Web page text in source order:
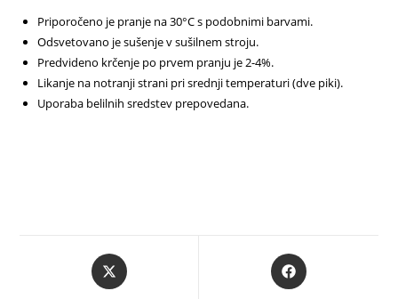
Priporočeno je pranje na 30°C s podobnimi barvami.
Odsvetovano je sušenje v sušilnem stroju.
Predvideno krčenje po prvem pranju je 2-4%.
Likanje na notranji strani pri srednji temperaturi (dve piki).
Uporaba belilnih sredstev prepovedana.
Opens
in
Opens
in